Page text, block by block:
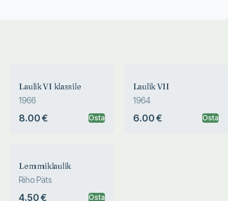
Laulik VI klassile
1966
8.00 € Osta
Laulik VII
1964
6.00 € Osta
Lemmiklaulik
Riho Päts
4.50 € Osta